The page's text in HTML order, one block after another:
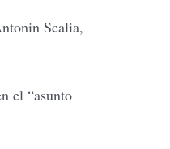
Scalia,
el “asunto